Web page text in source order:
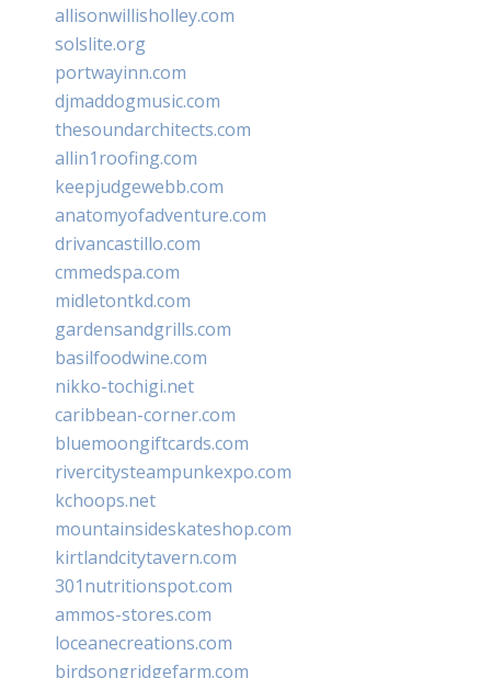
allisonwillisholley.com
solslite.org
portwayinn.com
djmaddogmusic.com
thesoundarchitects.com
allin1roofing.com
keepjudgewebb.com
anatomyofadventure.com
drivancastillo.com
cmmedspa.com
midletontkd.com
gardensandgrills.com
basilfoodwine.com
nikko-tochigi.net
caribbean-corner.com
bluemoongiftcards.com
rivercitysteampunkexpo.com
kchoops.net
mountainsideskateshop.com
kirtlandcitytavern.com
301nutritionspot.com
ammos-stores.com
loceanecreations.com
birdsongridgefarm.com